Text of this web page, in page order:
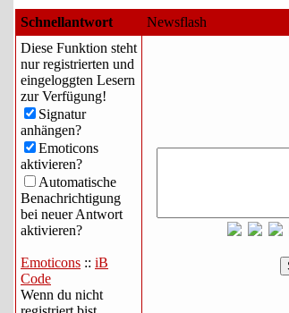
Schnellantwort
Newsflash
Diese Funktion steht
nur registrierten und
eingeloggten Lesern
zur Verfügung!
Signatur
anhängen?
Emoticons
aktivieren?
Automatische
Benachrichtigung
bei neuer Antwort
aktivieren?
Emoticons :: iB
Code
Wenn du nicht